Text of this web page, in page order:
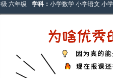
六年级 学科： 小学数学 小学语文 小
> 正文
学知识点顺口溜：混合
源 文章作者：奥数网编辑 2022-03-03